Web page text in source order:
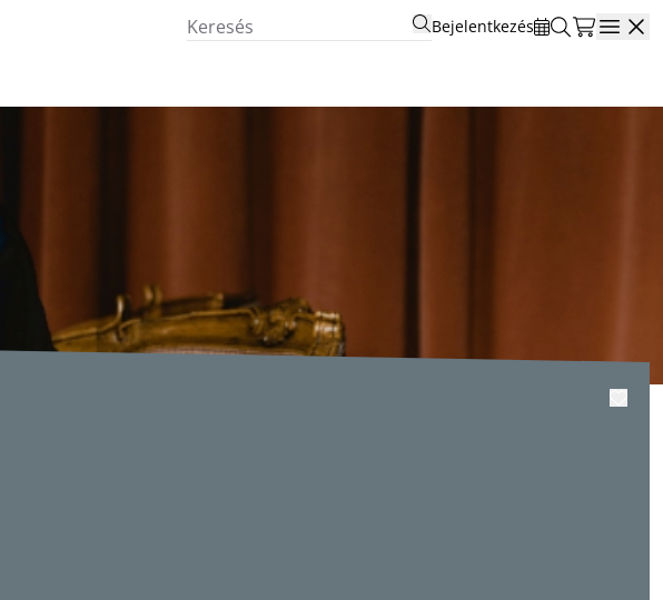
Bejelentkezés